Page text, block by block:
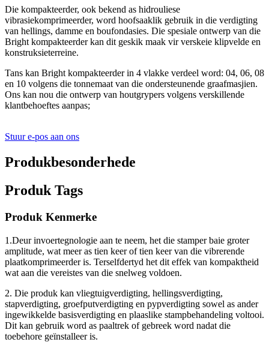
Die kompakteerder, ook bekend as hidrouliese
vibrasiekomprimeerder, word hoofsaaklik gebruik in die verdigting
van hellings, damme en boufondasies. Die spesiale ontwerp van die
Bright kompakteerder kan dit geskik maak vir verskeie klipvelde en
konstruksieterreine.
Tans kan Bright kompakteerder in 4 vlakke verdeel word: 04, 06, 08
en 10 volgens die tonnemaat van die ondersteunende graafmasjien.
Ons kan nou die ontwerp van houtgrypers volgens verskillende
klantbehoeftes aanpas;
Stuur e-pos aan ons
Produkbesonderhede
Produk Tags
Produk Kenmerke
1.Deur invoertegnologie aan te neem, het die stamper baie groter
amplitude, wat meer as tien keer of tien keer van die vibrerende
plaatkomprimeerder is. Terselfdertyd het dit effek van kompaktheid
wat aan die vereistes van die snelweg voldoen.
2. Die produk kan vliegtuigverdigting, hellingsverdigting,
stapverdigting, groefputverdigting en pypverdigting sowel as ander
ingewikkelde basisverdigting en plaaslike stampbehandeling voltooi.
Dit kan gebruik word as paaltrek of gebreek word nadat die
toebehore geïnstalleer is.